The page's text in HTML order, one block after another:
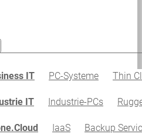
IT PC-Systeme Thin
IT Industrie-PCs
IaaS Backup